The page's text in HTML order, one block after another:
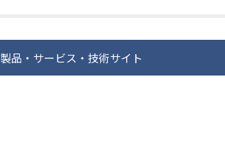
製品・サービス・技術サイト